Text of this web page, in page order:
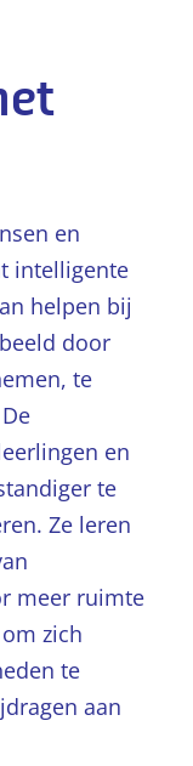
en
intelligente
helpen bij
door
te
en
te
Ze leren
meer ruimte
zich
te
aan